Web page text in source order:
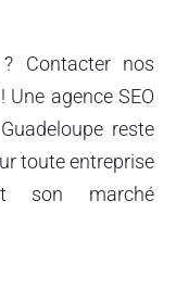
Contacter nos
agence SEO
reste
toute entreprise
son marché